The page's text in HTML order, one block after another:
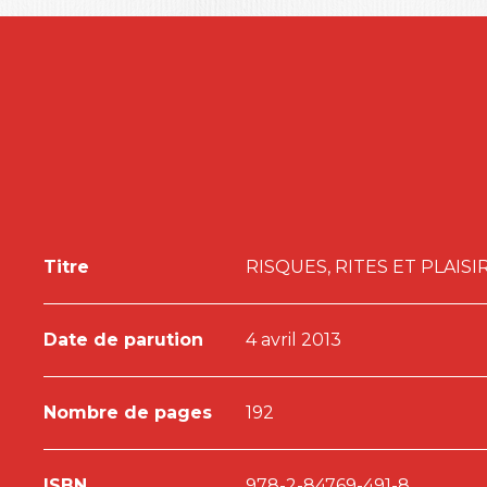
Titre RISQUES, RITES ET
Date de parution 4 avril 2013
Nombre de pages 192